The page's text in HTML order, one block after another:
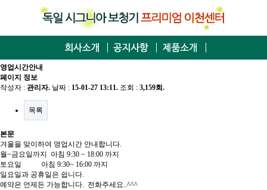
영업시간안내
페이지 정보
작성자 : 관리자. 날짜 : 15-01-27 13:11. 조회 : 3,159회.
목록
본문
겨울을 맞이하여 영업시간 안내합니다.
월~금요일까지 아침 9:30 ~ 18:00 까지
토요일 아침 9:30~ 16:00 까지
일요일과 공휴일은 쉽니다.
예약은 언제든 가능합니다. 전화주세요..^^^